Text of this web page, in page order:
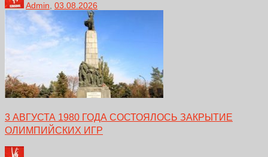
Admin, 03.08.2026
3 АВГУСТА 1980 ГОДА СОСТОЯЛОСЬ ЗАКРЫТИЕ
ОЛИМПИЙСКИХ ИГР